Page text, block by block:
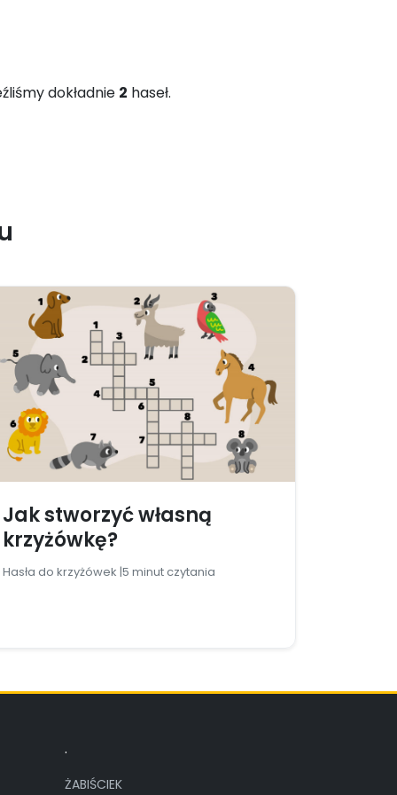
dokładnie 2 haseł.
Jak stworzyć własną
krzyżówkę?
Hasła do krzyżówek |5 minut czytania
.
ŻABIŚCIEK